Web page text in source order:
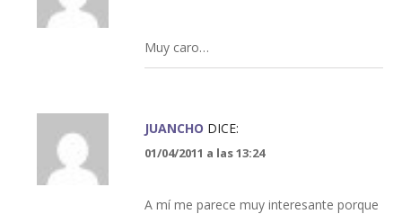
Muy caro…
JUANCHO DICE:
01/04/2011 a las 13:24
A mí me parece muy interesante porque